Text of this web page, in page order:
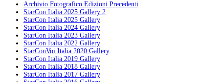
Archivio Fotografico Edizioni Precedenti
StarCon Italia 2025 Gallery 2
StarCon Italia 2025 Gallery
StarCon Italia 2024 Gallery
StarCon Italia 2023 Gallery
StarCon Italia 2022 Gallery
StarConVoi Italia 2020 Gallery
StarCon Italia 2019 Gallery
StarCon Italia 2018 Gallery
StarCon Italia 2017 Gallery